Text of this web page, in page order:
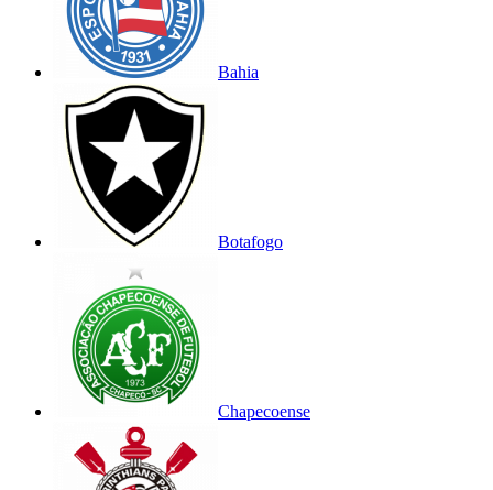
Bahia
Botafogo
Chapecoense